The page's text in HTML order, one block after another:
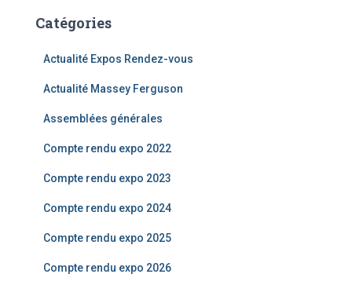
h
Catégories
Actualité Expos Rendez-vous
Actualité Massey Ferguson
Assemblées générales
Compte rendu expo 2022
Compte rendu expo 2023
Compte rendu expo 2024
Compte rendu expo 2025
Compte rendu expo 2026